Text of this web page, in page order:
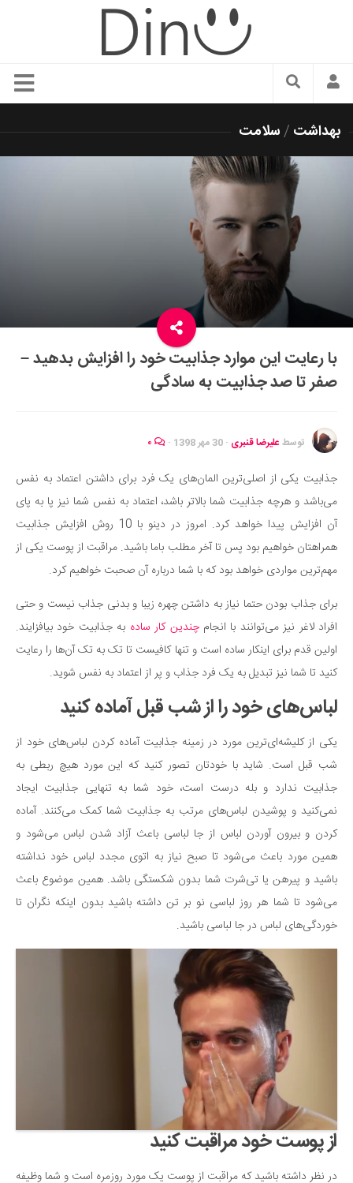
سبک زندگی
زیبایی و آرایش
دکوراسیون و چیدمان
رستوران گردی
آشپزی
سفر و گردشگری
ایران گردی
جهان گردی
موفقیت و مهارت‌های فردی
تغذیه سالم
بهداشت
بیماری و درمان
کودک و مادر
ورزش و تندرستی
روانشناسی
مراکز پزشکی و دارویی
فرهنگ و هنر
سینما و تئاتر
تلویزیون
موسیقی
چهره‌ها
عکاسی و هنرهای تجسمی
کتاب و کتاب‌خوانی
تاریخ
معماری
علمی
فناوری‌ها
نجوم و هوا فضا
زمین و محیط زیست
خودرو
دانستنی‌ها
بازی
طنز
بهداشت /سلامت
با رعایت این موارد جذابیت خود را افزایش بدهید –
صفر تا صد جذابیت به سادگی
توسط علیرضا قنبری · 30 مهر 1398 ·
جذابیت یکی از اصلی‌ترین المان‌های یک فرد برای داشتن اعتماد به نفس
می‌باشد و هرچه جذابیت شما بالاتر باشد، اعتماد به نفس شما نیز پا به پای
آن افزایش پیدا خواهد کرد. امروز در دینو با 10 روش افزایش جذابیت
همراهتان خواهیم بود پس تا آخر مطلب باما باشید. مراقبت از پوست یکی از
مهم‌ترین مواردی خواهد بود که با شما درباره آن صحبت خواهیم کرد.
برای جذاب بودن حتما نیاز به داشتن چهره زیبا و بدنی جذاب نیست و حتی
افراد لاغر نیز می‌توانند با انجامچندین کار ساده به جذابیت خود بیافزایند.
اولین قدم برای اینکار ساده است و تنها کافیست تا تک به تک آن‌ها را رعایت
کنید تا شما نیز تبدیل به یک فرد جذاب و پر از اعتماد به نفس شوید.
لباس‌های خود را از شب قبل آماده کنید
یکی از کلیشه‌ای‌ترین مورد در زمینه جذابیت آماده کردن لباس‌های خود از
شب قبل است. شاید با خودتان تصور کنید که این مورد هیچ ربطی به
جذابیت ندارد و بله درست است، خود شما به تنهایی جذابیت ایجاد
نمی‌کنید و پوشیدن لباس‌های مرتب به جذابیت شما کمک می‌کنند. آماده
کردن و بیرون آوردن لباس از جا لباسی باعث آزاد شدن لباس می‌شود و
همین مورد باعث می‌شود تا صبح نیاز به اتوی مجدد لباس خود نداشته
باشید و پیرهن یا تی‌شرت شما بدون شکستگی باشد. همین موضوع باعث
می‌شود تا شما هر روز لباسی نو بر تن داشته باشید بدون اینکه نگران تا
خوردگی‌های لباس در جا لباسی باشید.
از پوست خود مراقبت کنید
در نظر داشته باشید که مراقبت از پوست یک مورد روزمره است و شما وظیفه